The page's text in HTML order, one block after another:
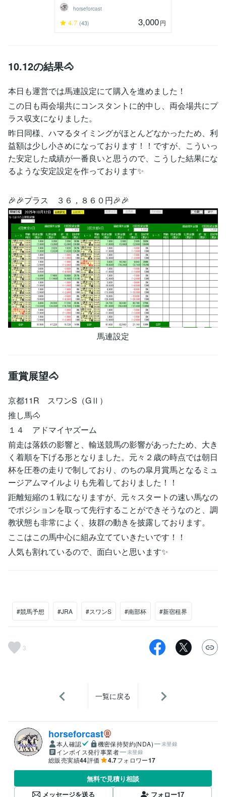
horseforcast
4.7 (43) 3,000円
10.12の結果🐴
本日も運営では馬連設定にて購入を進めました！
この日も両会場共にコンスタントに的中し、両会場共にプ
ラス収支になりました。
昨日同様、ハマるタイミングがほとんどなかったため、利
益額は少し小さめになっております！！ですが、こういっ
た安定した成績が一番良いと思うので、こうした結果にな
るような安定設定を作っております✨
🎉🎉プラス ３６，８６０円🎉🎉
馬連設定
重賞展望🐴
京都11R スワンS（GⅡ）
推し馬🐴
１４ アドマイヤズーム
前走は落鉄の影響と、輸送競馬の影響があったため、大き
く着順を下げる形となりました。元々２歳の時点では朝日
杯を圧巻の走りで制しており、のちの皐月賞馬となるミュ
ージアムマイルよりも先着しておりました！！
距離短縮の１戦になりますが、元々スタートの速い馬なの
でポジションを取って先行することができそうなのと、調
教状態も非常によく、抜群の動きを披露しております。
ここはこの馬中心に組み立てていきたいです！！
人気も割れているので、面白いと思います✨
#競馬予想 #JRA #スワンS #南部杯 #新宿租界
3
一覧に戻る
horseforcast
本人確認 機密保持契約(NDA) 未登録
インボイス発行事業者 未登録
総販売実績44評価 4.7フォロワー17
無料で見積り相談
メッセージを送る
フォロー17